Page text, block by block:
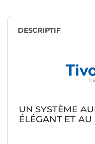
DESCRIPTIF
UN SYSTÈME
ÉLÉGANT ET